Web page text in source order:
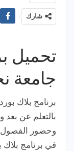
شارك
تحميل
جامعة
برنامج بلاك
بالتعلم عن بعد
وحضور الفصول
في برنامج